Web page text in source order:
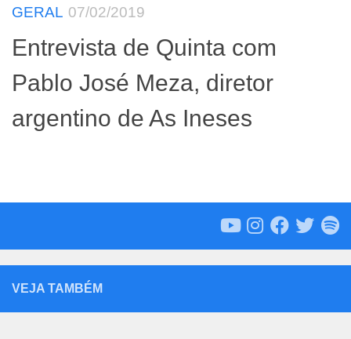
GERAL 07/02/2019
Entrevista de Quinta com
Pablo José Meza, diretor
argentino de As Ineses
VEJA TAMBÉM